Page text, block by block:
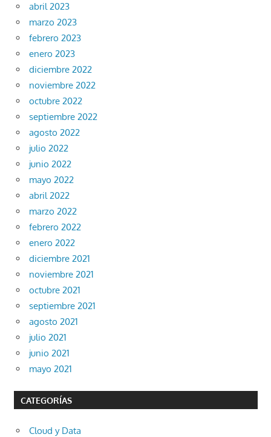
abril 2023
marzo 2023
febrero 2023
enero 2023
diciembre 2022
noviembre 2022
octubre 2022
septiembre 2022
agosto 2022
julio 2022
junio 2022
mayo 2022
abril 2022
marzo 2022
febrero 2022
enero 2022
diciembre 2021
noviembre 2021
octubre 2021
septiembre 2021
agosto 2021
julio 2021
junio 2021
mayo 2021
CATEGORÍAS
Cloud y Data